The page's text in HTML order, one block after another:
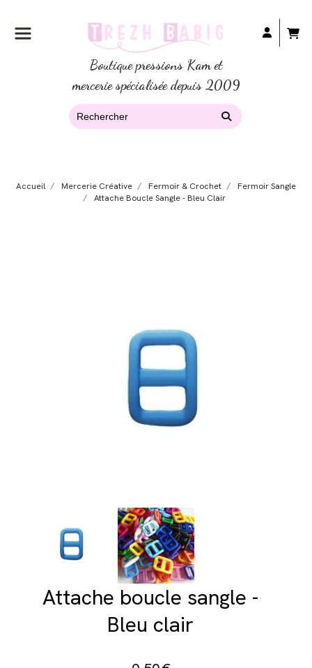
Boutique pressions Kam et
mercerie spécialisée depuis 2009
Accueil Mercerie Créative Fermoir & Crochet
Fermoir Sangle
Attache Boucle Sangle - Bleu Clair
Attache boucle sangle -
Bleu clair